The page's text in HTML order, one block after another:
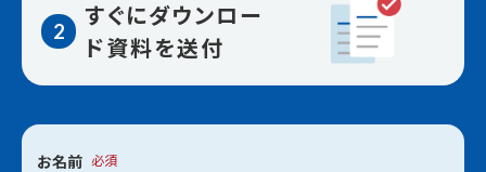
2
すぐにダウンロー
ド資料を送付
お名前 必須